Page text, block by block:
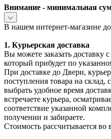
Внимание - минимальная
В нашем интернет-магазине
1. Курьерская доставка
Вы можете заказать доставку
который прибудет по
При доставке до Двери,
поступления товара на склад,
выбрать удобное время
встречаете курьера,
соответствие указанной
получении и забираете.
Стоимость рассчитывается во